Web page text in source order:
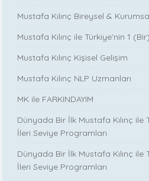
Mustafa Kılınç Bireysel &
Mustafa Kılınç ile Türkiye’nin 1
Mustafa Kılınç Kişisel Gelişim
Mustafa Kılınç NLP Uzmanları
MK ile FARKINDAYIM
Dünyada Bir İlk Mustafa Kılınç ile
İleri Seviye Programları
Dünyada Bir İlk Mustafa Kılınç ile
İleri Seviye Programları